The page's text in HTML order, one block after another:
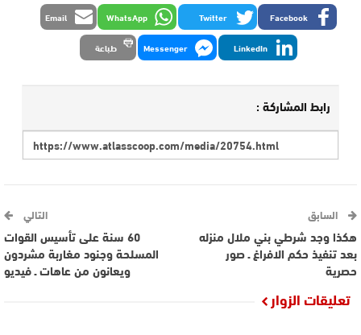
Facebook
Twitter
WhatsApp
Email
LinkedIn
Messenger طباعة
رابط المشاركة :
السابق
هكذا وجد شرطي بني ملال منزله
بعد تنفيذ حكم الافراغ ـ صور
حصرية
التالي
60 سنة على تأسيس القوات
المسلحة وجنود مغاربة مشردون
ويعانون من عاهات ـ فيديو
تعليقات الزوار